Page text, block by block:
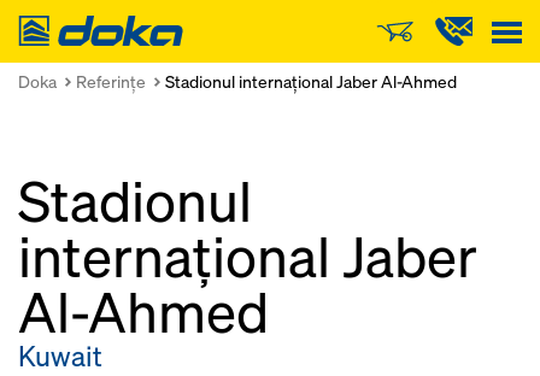
Doka
Doka Referinţe Stadionul internaţional Jaber Al-Ahmed
Stadionul
internaţional Jaber
Al-Ahmed
Kuwait